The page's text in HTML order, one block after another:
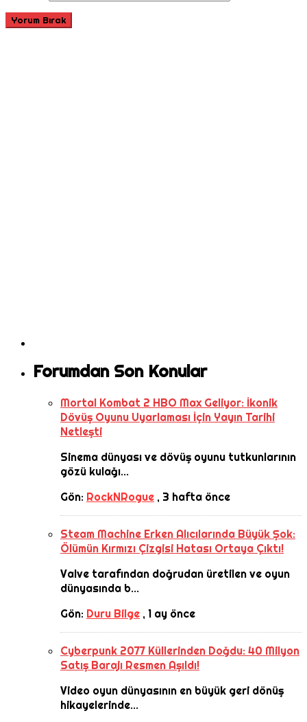
Forumdan Son Konular
Mortal Kombat 2 HBO Max Geliyor: İkonik
Dövüş Oyunu Uyarlaması İçin Yayın Tarihi
Netleşti
Sinema dünyası ve dövüş oyunu tutkunlarının
gözü kulağı...
Gön: RockNRogue , 3 hafta önce
Steam Machine Erken Alıcılarında Büyük Şok:
Ölümün Kırmızı Çizgisi Hatası Ortaya Çıktı!
Valve tarafından doğrudan üretilen ve oyun
dünyasında b...
Gön: Duru Bilge ,1 ay önce
Cyberpunk 2077 Küllerinden Doğdu: 40 Milyon
Satış Barajı Resmen Aşıldı!
Video oyun dünyasının en büyük geri dönüş
hikayelerinde...